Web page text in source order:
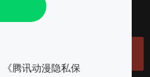
《腾讯动漫隐私保